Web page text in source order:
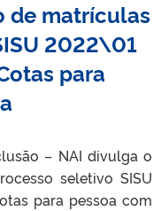
de matrículas
2022\01
para
– NAI divulga o
seletivo SISU
para pessoa com